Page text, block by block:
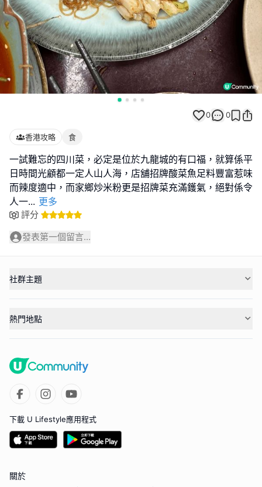
0 0
香港攻略 食
一試難忘的四川菜，必定是位於九龍城的有口福，就算係平
日時間光顧都一定人山人海，店舖招牌酸菜魚足料豐富惹味
而辣度適中，而家鄉炒米粉更是招牌菜充滿鑊氣，絕對係令
人一... 更多
評分
發表第一個留言...
社群主題
熱門地點
下載 U Lifestyle應用程式
關於